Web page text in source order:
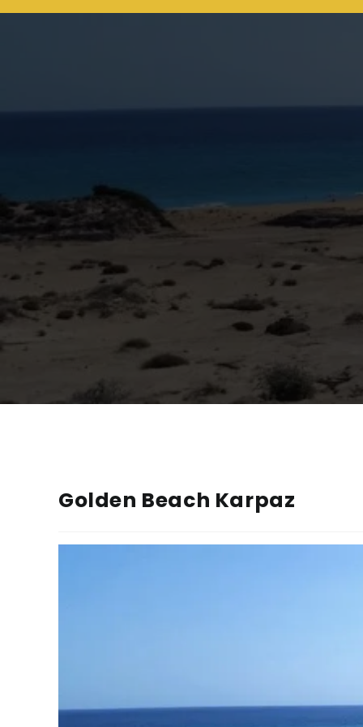
Golden Beach Karpaz